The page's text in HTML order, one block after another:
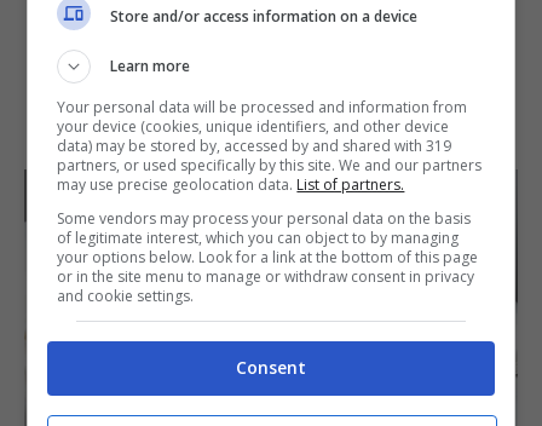
Store and/or access information on a device
Learn more
Your personal data will be processed and information from
your device (cookies, unique identifiers, and other device
data) may be stored by, accessed by and shared with 319
partners, or used specifically by this site. We and our partners
may use precise geolocation data. List of partners.
Some vendors may process your personal data on the basis
of legitimate interest, which you can object to by managing
your options below. Look for a link at the bottom of this page
or in the site menu to manage or withdraw consent in privacy
and cookie settings.
Consent